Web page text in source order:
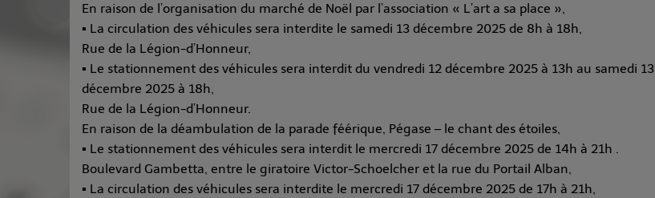
En raison de l’organisation du marché de Noël par l’association « L’art a sa place »,
▪ La circulation des véhicules sera interdite le samedi 13 décembre 2025 de 8h à 18h,
Rue de la Légion-d’Honneur,
▪ Le stationnement des véhicules sera interdit du vendredi 12 décembre 2025 à 13h au samedi 13
décembre 2025 à 18h,
Rue de la Légion-d’Honneur.
En raison de la déambulation de la parade féérique, Pégase – le chant des étoiles,
▪ Le stationnement des véhicules sera interdit le mercredi 17 décembre 2025 de 14h à 21h .
Boulevard Gambetta, entre le giratoire Victor-Schoelcher et la rue du Portail Alban,
▪ La circulation des véhicules sera interdite le mercredi 17 décembre 2025 de 17h à 21h,